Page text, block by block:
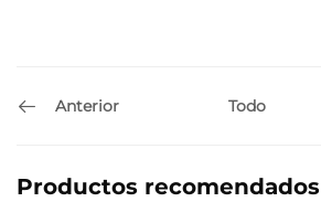
Anterior Todo
Productos recomendados